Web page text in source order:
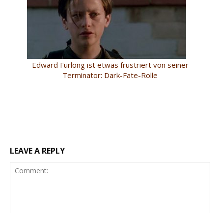
Edward Furlong ist etwas frustriert von seiner
Terminator: Dark-Fate-Rolle
LEAVE A REPLY